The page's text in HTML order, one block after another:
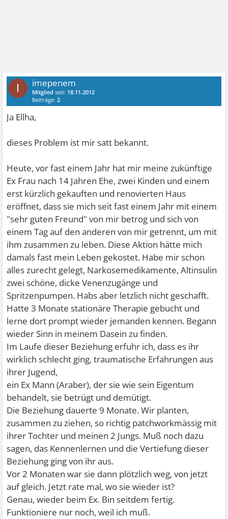
I imepenem
Mitglied seit: 18.11.2012
Beiträge:2
Ja Ellha,
dieses Problem ist mir satt bekannt.
Heute, vor fast einem Jahr hat mir meine zukünftige
Ex Frau nach 14 Jahren Ehe, zwei Kinden und einem
erst kürzlich gekauften und renovierten Haus
eröffnet, dass sie mich seit fast einem Jahr mit einem
"sehr guten Freund" von mir betrog und sich von
einem Tag auf den anderen von mir getrennt, um mit
ihm zusammen zu leben. Diese Aktion hätte mich
damals fast mein Leben gekostet. Habe mir schon
alles zurecht gelegt, Narkosemedikamente, Altinsulin
zwei schöne, dicke Venenzugänge und
Spritzenpumpen. Habs aber letzlich nicht geschafft.
Hatte 3 Monate stationäre Therapie gebucht und
lerne dort prompt wieder jemanden kennen. Begann
wieder Sinn in meinem Dasein zu finden.
Im Laufe dieser Beziehung erfuhr ich, dass es ihr
wirklich schlecht ging, traumatische Erfahrungen aus
ihrer Jugend,
ein Ex Mann (Araber), der sie wie sein Eigentum
behandelt, sie betrügt und demütigt.
Die Beziehung dauerte 9 Monate. Wir planten,
zusammen zu ziehen, so richtig patchworkmässig mit
ihrer Tochter und meinen 2 Jungs. Muß noch dazu
sagen, das Kennenlernen und die Vertiefung dieser
Beziehung ging von ihr aus.
Vor 2 Monaten war sie dann plötzlich weg, von jetzt
auf gleich. Jetzt rate mal, wo sie wieder ist?
Genau, wieder beim Ex. Bin seitdem fertig.
Funktioniere nur noch, weil ich muß.